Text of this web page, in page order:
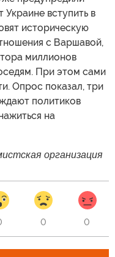
Украине вступить в
историческую
с Варшавой,
миллионов
При этом сами
Опрос показал, три
политиков
на
организация
0 0